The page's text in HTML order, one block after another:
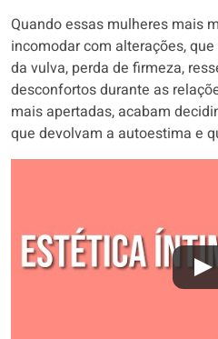
Quando essas mulheres mais
incomodar com alterações,
da vulva, perda de firmeza,
desconfortos durante as
mais apertadas, acabam
que devolvam a autoestima e